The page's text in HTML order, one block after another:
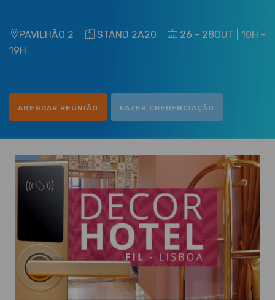
PAVILHÃO 2 STAND 2A20
26 - 28OUT | 10H -
19H
AGENDAR REUNIÃO FAZER CREDENCIAÇÃO